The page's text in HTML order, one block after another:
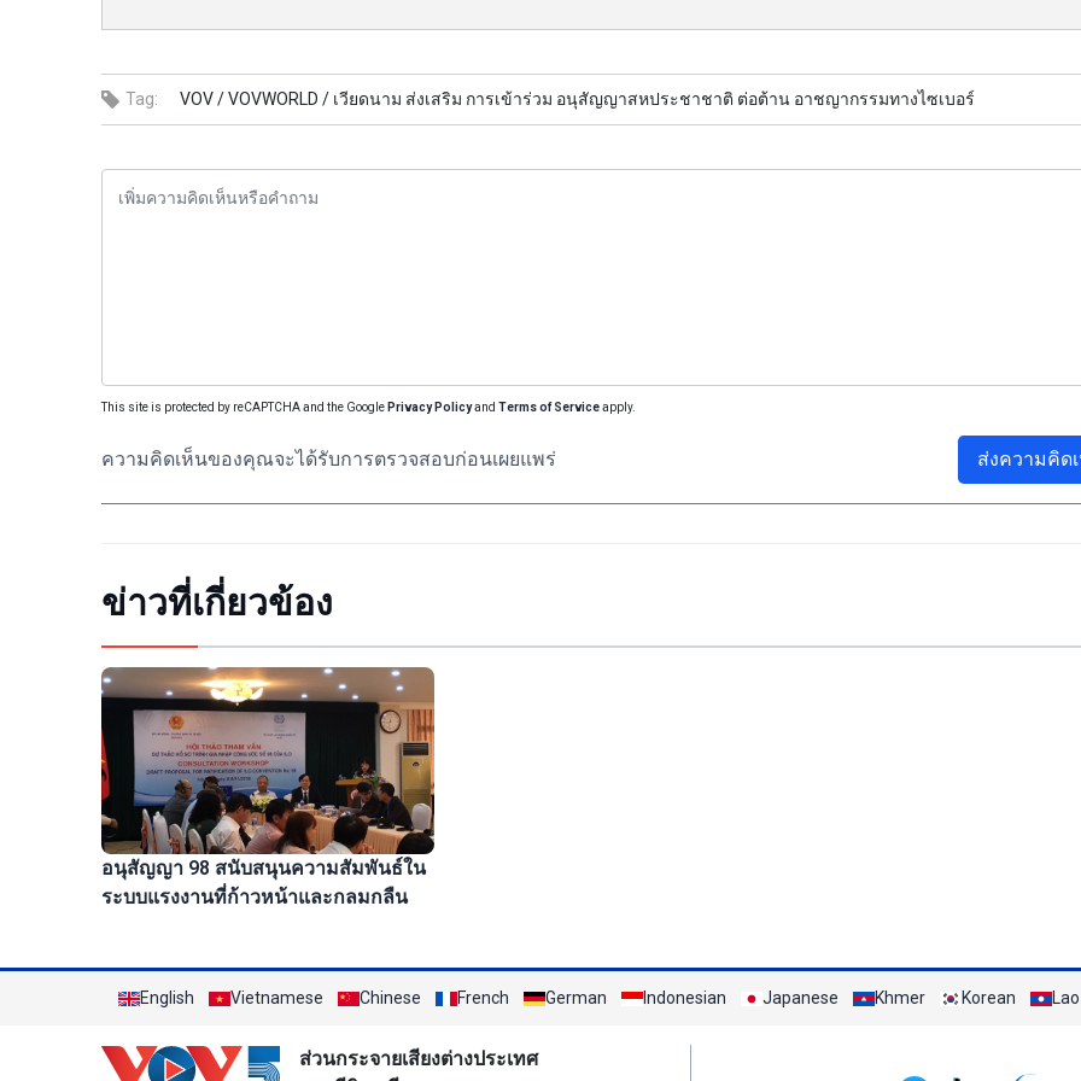
Tag: VOV /VOVWORLD / เวียดนาม ส่งเสริม การเข้าร่วม อนุสัญญาสหประชาชาติ ต่อต้าน อาชญากรรมทางไซเบอร์
This site is protected by reCAPTCHA and the Google Privacy Policyand Terms of Serviceapply.
ความคิดเห็นของคุณจะได้รับการตรวจสอบก่อนเผยแพร่ ส่งความคิด
ข่าวที่เกี่ยวข้อง
อนุสัญญา 98 สนับสนุนความสัมพันธ์ใน
ระบบแรงงานที่ก้าวหน้าและกลมกลืน
English Vietnamese Chinese French German Indonesian Japanese Khmer Korean Lao
ส่วนกระจายเสียงต่างประเทศ
Mạng xã hội